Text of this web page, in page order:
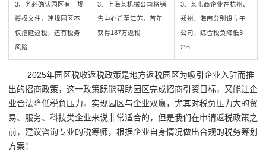
3、务必确认园区有正规
授权文件，违规园区不
仅拖延返税，还有税务
风险
3、上海某机械公司将销
售中心迁至江苏，首年
获得187万返税
3、某电商企业在杭州、
郑州、海南分别设立子
公司，综合税负降低3
2%
2025年园区税收返税政策是地方返税园区为吸引企业入驻而推
出的招商政策，这一政策既能帮助园区完成招商引资目标，又能让企
业合法降低税负压力，实现园区与企业双赢，尤其对税负压力大的贸
易、服务、科技类企业来说非常适合的，但是我们在申请返税政策之
前，建议咨询专业的税筹师，根据企业自身情况做出合规的税务筹划
方案！